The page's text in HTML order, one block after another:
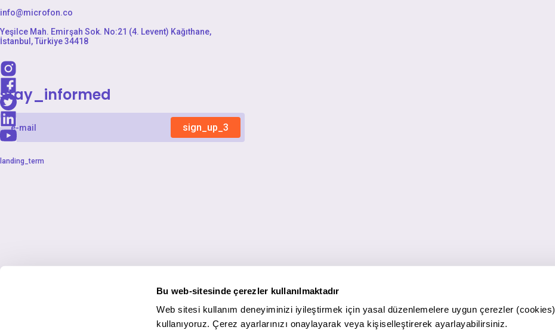
Bu web-sitesinde çerezler kullanılmaktadır
Web sitesi kullanım deneyiminizi iyileştirmek için yasal düzenlemelere uygun çerezler (cookies)
kullanıyoruz. Çerez ayarlarınızı onaylayarak veya kişiselleştirerek ayarlayabilirsiniz.
info@microfon.co
Yeşilce Mah. Emirşah Sok. No:21 (4. Levent) Kağıthane,
İstanbul, Türkiye 34418
stay_informed
sign_up_3
landing_term